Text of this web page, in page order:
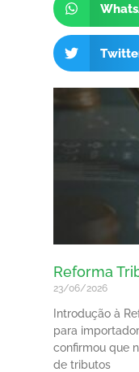
Reforma
23/06/2026
Introdução à
para
confirmou que
de tributos